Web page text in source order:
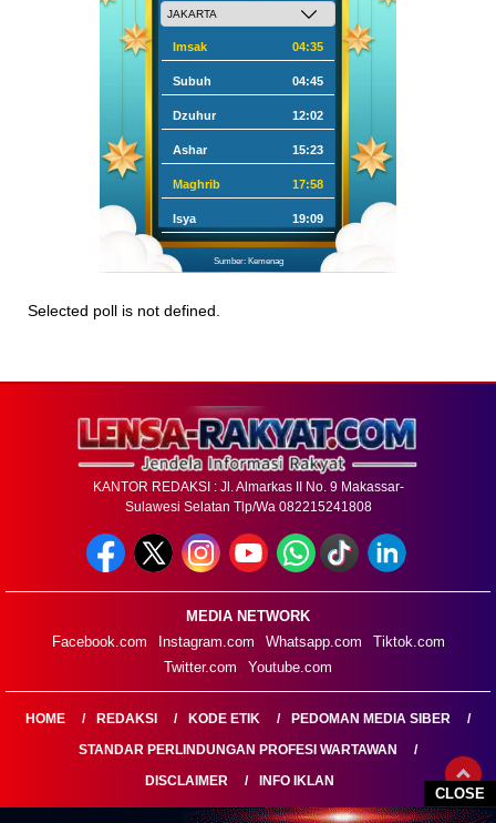
CLOSE
Imsak 04:35
Subuh 04:45
Dzuhur 12:02
Ashar 15:23
Maghrib 17:58
Isya 19:09
Sumber: Kemenag
Selected poll is not defined.
KANTOR REDAKSI : Jl. Almarkas II No. 9 Makassar-
Sulawesi Selatan Tlp/Wa 082215241808
MEDIA NETWORK
Facebook.com
Instagram.com Whatsapp.com
Tiktok.com
Twitter.com
Youtube.com
HOME REDAKSI KODE ETIK
PEDOMAN MEDIA SIBER
STANDAR PERLINDUNGAN PROFESI WARTAWAN
DISCLAIMER
INFO IKLAN